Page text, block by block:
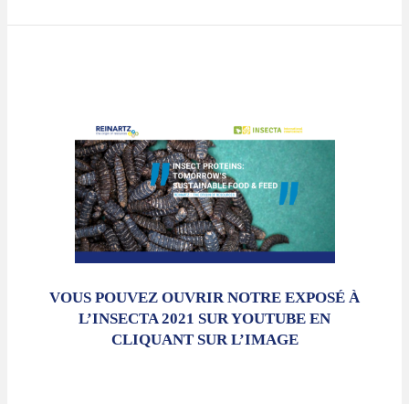
VOUS POUVEZ OUVRIR NOTRE EXPOSÉ À
L’INSECTA 2021 SUR YOUTUBE EN
CLIQUANT SUR L’IMAGE